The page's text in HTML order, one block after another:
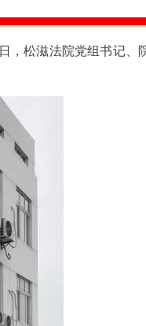
，松滋法院党组书记、